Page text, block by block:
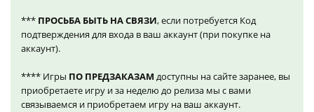
*** ПРОСЬБА БЫТЬ НА СВЯЗИ, если потребуется Код
подтверждения для входа в ваш аккаунт (при покупке на
аккаунт).
**** Игры ПО ПРЕДЗАКАЗАМ доступны на сайте заранее, вы
приобретаете игру и за неделю до релиза мы с вами
связываемся и приобретаем игру на ваш аккаунт.